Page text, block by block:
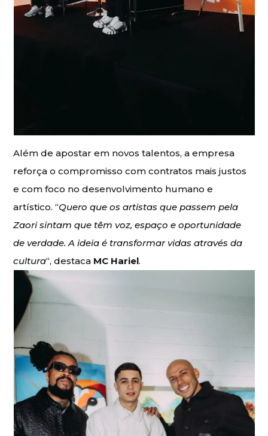
Além de apostar em novos talentos, a empresa
reforça o compromisso com contratos mais justos
e com foco no desenvolvimento humano e
artístico. “Quero que os artistas que passem pela
Zaori sintam que têm voz, espaço e oportunidade
de verdade. A ideia é transformar vidas através da
cultura“, destaca MC Hariel.